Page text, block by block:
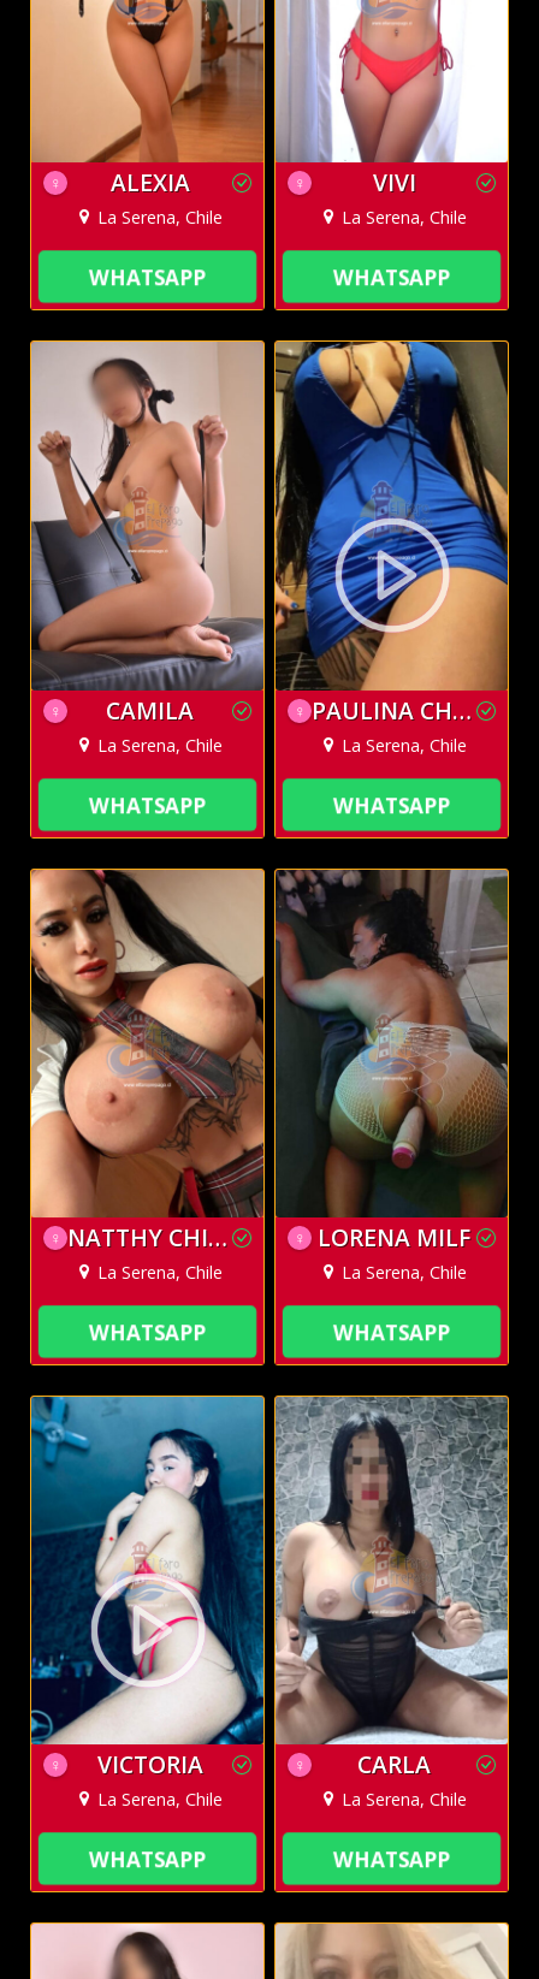
♀ ALEXIA
La Serena, Chile
WHATSAPP
♀ VIVI
La Serena, Chile
WHATSAPP
♀ CAMILA
La Serena, Chile
WHATSAPP
♀ PAULINA CHILENA
La Serena, Chile
WHATSAPP
♀ NATTHY CHILENA
La Serena, Chile
WHATSAPP
♀ LORENA MILF
La Serena, Chile
WHATSAPP
♀ VICTORIA
La Serena, Chile
WHATSAPP
♀ CARLA
La Serena, Chile
WHATSAPP